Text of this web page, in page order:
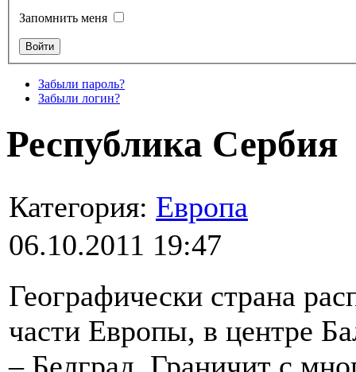
Запомнить меня
Забыли пароль?
Забыли логин?
Республика Сербия
Категория: Европа
06.10.2011 19:47
Географически страна
части Европы, в центре